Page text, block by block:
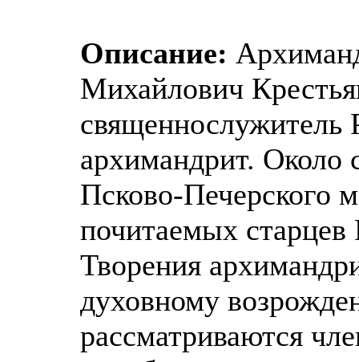
Описание:
Михайлович
священнослужитель
архимандрит. Около
Псково-Печерского
почитаемых старцев
Творения
духовному
рассматриваются